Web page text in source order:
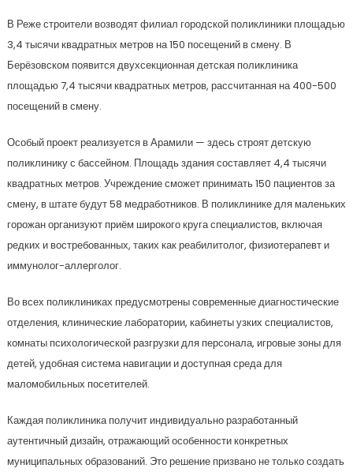
В Реже строители возводят филиал городской поликлиники площадью
3,4 тысячи квадратных метров на 150 посещений в смену. В
Берёзовском появится двухсекционная детская поликлиника
площадью 7,4 тысячи квадратных метров, рассчитанная на 400-500
посещений в смену.
Особый проект реализуется в Арамили — здесь строят детскую
поликлинику с бассейном. Площадь здания составляет 4,4 тысячи
квадратных метров. Учреждение сможет принимать 150 пациентов за
смену, в штате будут 58 медработников. В поликлинике для маленьких
горожан организуют приём широкого круга специалистов, включая
редких и востребованных, таких как реабилитолог, физиотерапевт и
иммунолог-аллерголог.
Во всех поликлиниках предусмотрены современные диагностические
отделения, клинические лаборатории, кабинеты узких специалистов,
комнаты психологической разгрузки для персонала, игровые зоны для
детей, удобная система навигации и доступная среда для
маломобильных посетителей.
Каждая поликлиника получит индивидуально разработанный
аутентичный дизайн, отражающий особенности конкретных
муниципальных образований. Это решение призвано не только создать